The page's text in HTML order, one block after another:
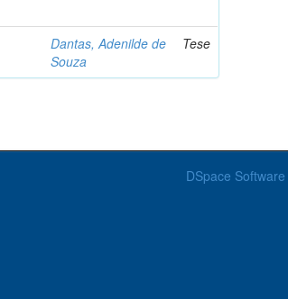
Dantas, Adenilde de
Souza
Tese
DSpace Software